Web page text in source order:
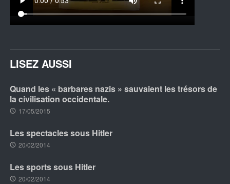
LISEZ AUSSI
Quand les « barbares nazis » sauvaient les trésors de
la civilisation occidentale.
17/05/2015
Les spectacles sous Hitler
20/02/2014
Les sports sous Hitler
20/02/2014